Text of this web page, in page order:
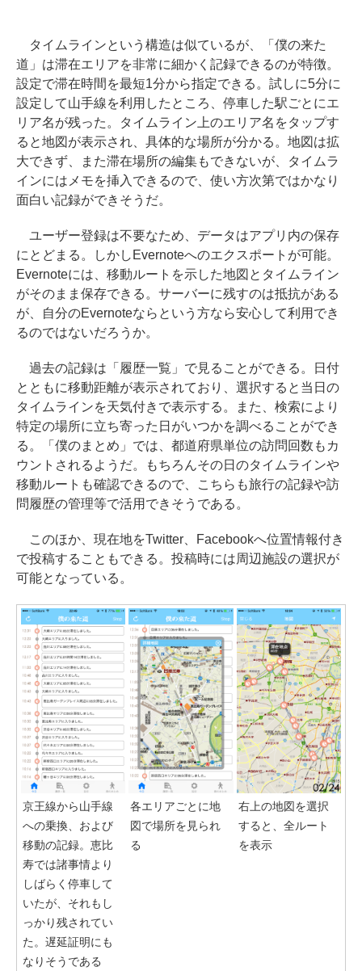
タイムラインという構造は似ているが、「僕の来た
道」は滞在エリアを非常に細かく記録できるのが特徴。
設定で滞在時間を最短1分から指定できる。試しに5分に
設定して山手線を利用したところ、停車した駅ごとにエ
リア名が残った。タイムライン上のエリア名をタップす
ると地図が表示され、具体的な場所が分かる。地図は拡
大できず、また滞在場所の編集もできないが、タイムラ
インにはメモを挿入できるので、使い方次第ではかなり
面白い記録ができそうだ。
ユーザー登録は不要なため、データはアプリ内の保存
にとどまる。しかしEvernoteへのエクスポートが可能。
Evernoteには、移動ルートを示した地図とタイムライン
がそのまま保存できる。サーバーに残すのは抵抗がある
が、自分のEvernoteならという方なら安心して利用でき
るのではないだろうか。
過去の記録は「履歴一覧」で見ることができる。日付
とともに移動距離が表示されており、選択すると当日の
タイムラインを天気付きで表示する。また、検索により
特定の場所に立ち寄った日がいつかを調べることができ
る。「僕のまとめ」では、都道府県単位の訪問回数もカ
ウントされるようだ。もちろんその日のタイムラインや
移動ルートも確認できるので、こちらも旅行の記録や訪
問履歴の管理等で活用できそうである。
このほか、現在地をTwitter、Facebookへ位置情報付き
で投稿することもできる。投稿時には周辺施設の選択が
可能となっている。
京王線から山手線
への乗換、および
移動の記録。恵比
寿では諸事情より
しばらく停車して
いたが、それもし
っかり残されてい
た。遅延証明にも
なりそうである
各エリアごとに地
図で場所を見られ
る
右上の地図を選択
すると、全ルート
を表示